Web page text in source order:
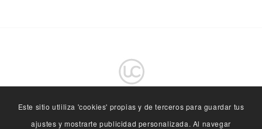
Este sitio utliliza 'cookies' propias y de terceros para guardar tus
ajustes y mostrarte publicidad personalizada. Al navegar